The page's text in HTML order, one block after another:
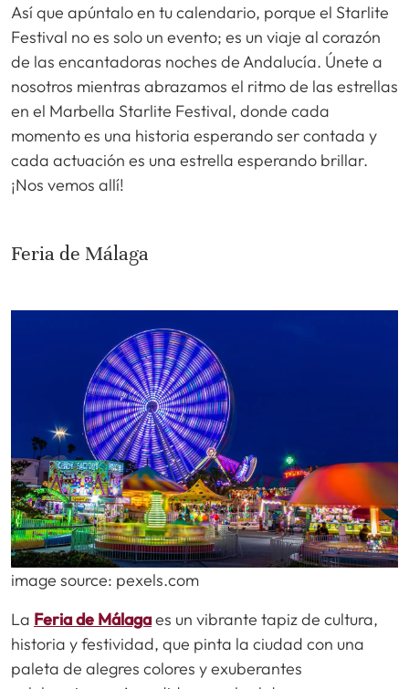
Así que apúntalo en tu calendario, porque el Starlite
Festival no es solo un evento; es un viaje al corazón
de las encantadoras noches de Andalucía. Únete a
nosotros mientras abrazamos el ritmo de las estrellas
en el Marbella Starlite Festival, donde cada
momento es una historia esperando ser contada y
cada actuación es una estrella esperando brillar.
¡Nos vemos allí!
Feria de Málaga
image source: pexels.com
La Feria de Málagaes un vibrante tapiz de cultura,
historia y festividad, que pinta la ciudad con una
paleta de alegres colores y exuberantes